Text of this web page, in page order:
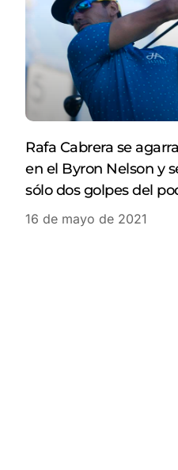
Rafa Cabrera se
en el Byron Nelson y
sólo dos golpes del
16 de mayo de 2021